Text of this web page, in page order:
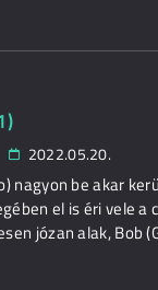
2022.05.20.
nagyon be akar
el is éri vele
józan alak, Bob